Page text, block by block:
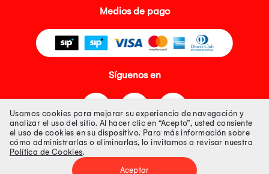
Medios de pago
Síguenos en
Tienda 100% Segura
Usamos cookies para mejorar su experiencia de navegación y
analizar el uso del sitio. Al hacer clic en “Acepto”, usted consiente
el uso de cookies en su dispositivo. Para más información sobre
cómo administrarlas o eliminarlas, lo invitamos a revisar nuestra
Política de Cookies.
Aceptar